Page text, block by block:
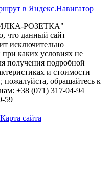
в Яндекс.Навигатор
РОЗЕТКА"
что данный сайт
исключительно
каких условиях не
получения подробной
и стоимости
пожалуйста, обращайтесь к
+38 (071) 317-04-94
59
Карта сайта